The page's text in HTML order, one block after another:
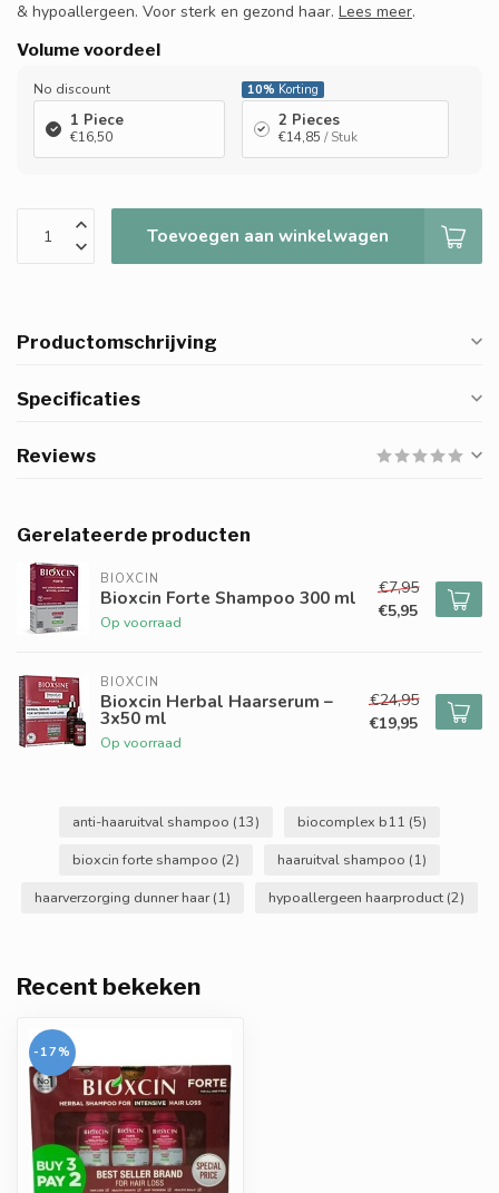
& hypoallergeen. Voor sterk en gezond haar. Lees meer.
Volume voordeel
No discount
1 Piece
€16,50
10% Korting
2 Pieces
€14,85 / Stuk
Toevoegen aan winkelwagen
Productomschrijving
Specificaties
Reviews
Gerelateerde producten
BIOXCIN
Bioxcin Forte Shampoo 300 ml
Op voorraad
€7,95
€5,95
BIOXCIN
Bioxcin Herbal Haarserum –
3x50 ml
Op voorraad
€24,95
€19,95
anti-haaruitval shampoo (13) biocomplex b11 (5)
bioxcin forte shampoo (2) haaruitval shampoo (1)
haarverzorging dunner haar(1) hypoallergeen haarproduct (2)
Recent bekeken
-17%